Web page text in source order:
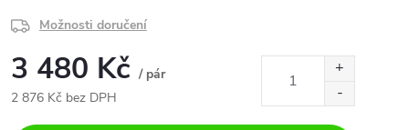
Možnosti doručení
3 480 Kč / pár
2 876 Kč bez DPH